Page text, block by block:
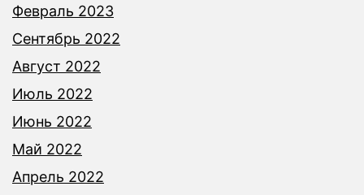
Февраль 2023
Сентябрь 2022
Август 2022
Июль 2022
Июнь 2022
Май 2022
Апрель 2022